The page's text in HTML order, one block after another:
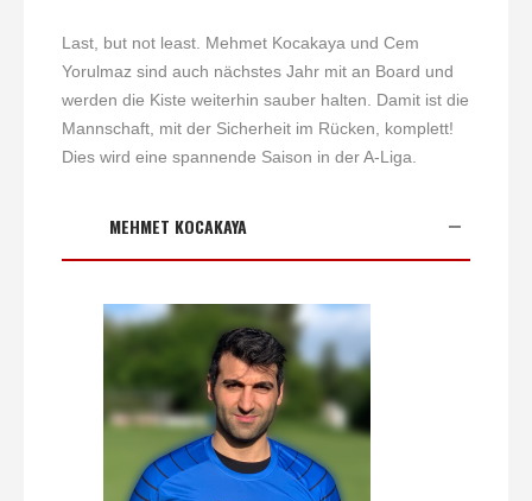
Last, but not least. Mehmet Kocakaya und Cem
Yorulmaz sind auch nächstes Jahr mit an Board und
werden die Kiste weiterhin sauber halten. Damit ist die
Mannschaft, mit der Sicherheit im Rücken, komplett!
Dies wird eine spannende Saison in der A-Liga.
MEHMET KOCAKAYA